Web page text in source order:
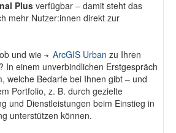
Plus verfügbar – damit steht das
mehr Nutzer:innen direkt zur
und wie
ArcGIS Urban zu Ihren
In einem unverbindlichen Erstgespräch
welche Bedarfe bei Ihnen gibt – und
Portfolio, z. B. durch gezielte
und Dienstleistungen beim Einstieg in
unterstützen können.